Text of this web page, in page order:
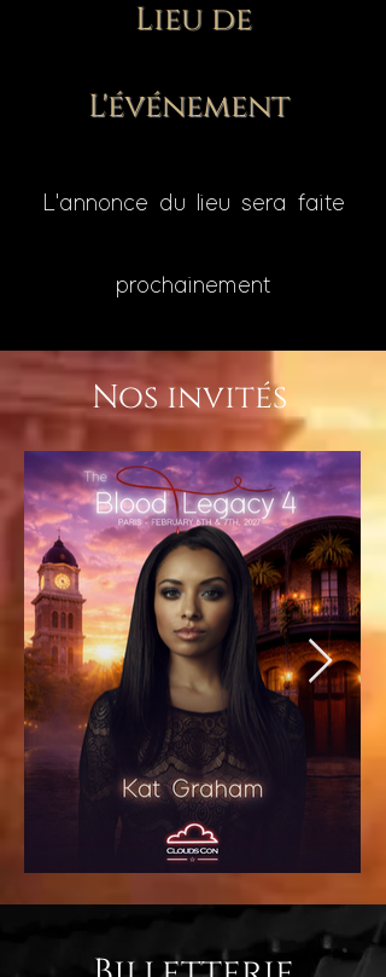
Lieu de
L'événement
L'annonce du lieu sera faite
prochainement
Nos invités